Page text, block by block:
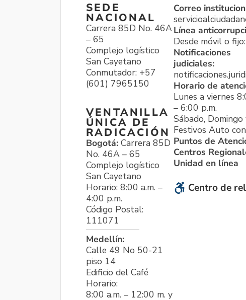
SEDE
NACIONAL
Carrera 85D No. 46A
– 65
Complejo logístico
San Cayetano
Conmutador: +57
(601) 7965150
VENTANILLA
ÚNICA DE
RADICACIÓN
Bogotá: Carrera 85D
No. 46A – 65
Complejo logístico
San Cayetano
Horario: 8:00 a.m. –
4:00 p.m.
Código Postal:
111071
Medellín:
Calle 49 No 50-21
piso 14
Edificio del Café
Horario:
8:00 a.m. – 12:00 m. y
Correo
Línea
Desde móvil o
Notificaciones
judiciales:
Horario de
Lunes a viernes
– 6:00 p.m.
Sábado, Domingo
Festivos Auto
Puntos de
Centros
Unidad en línea
Centro de